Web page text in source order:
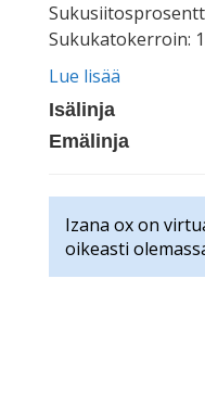
Sukukatokerroin: 1
Lue lisää
Isälinja
Emälinja
Izana ox on
oikeasti